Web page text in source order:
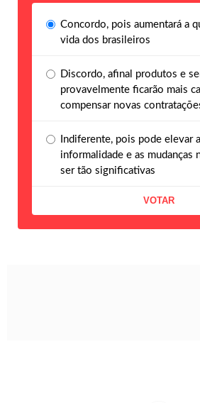
Concordo, pois aumentará a
vida dos brasileiros
Discordo, afinal produtos e
provavelmente ficarão mais
compensar novas
Indiferente, pois pode elevar a
informalidade e as mudanças
ser tão significativas